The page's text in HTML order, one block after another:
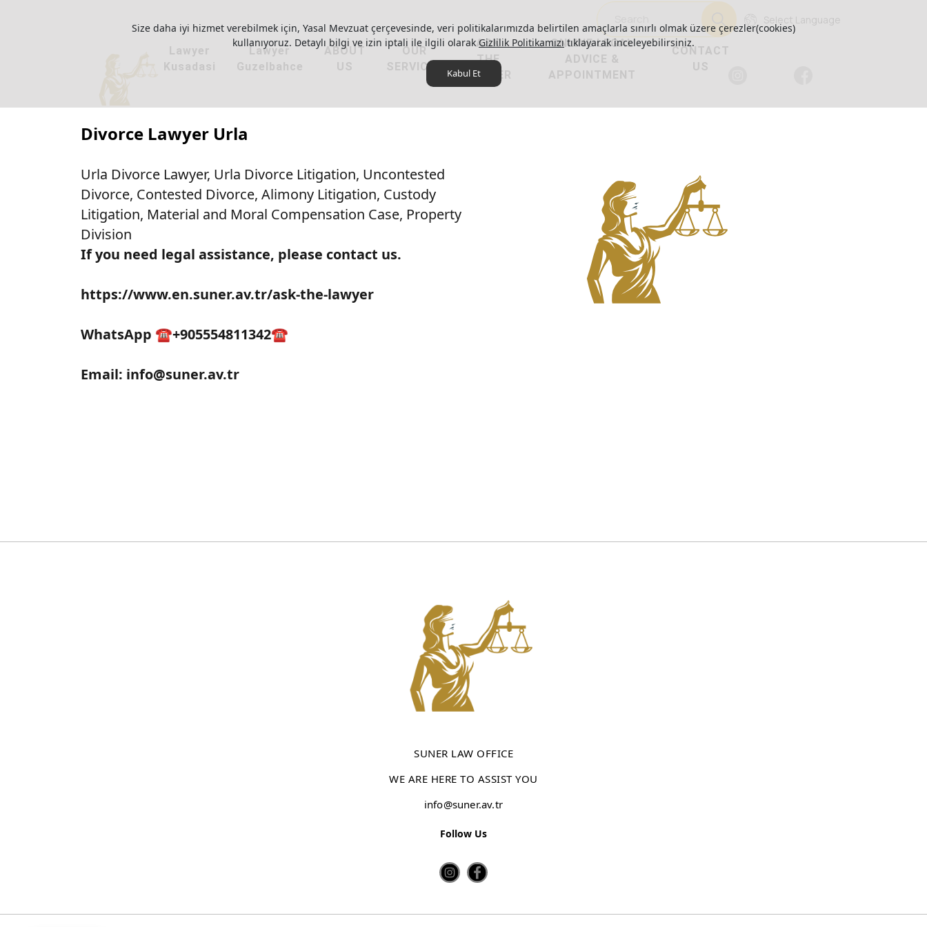
Divorce Lawyer Urla
Urla Divorce Lawyer, Urla Divorce Litigation, Uncontested
Divorce, Contested Divorce, Alimony Litigation, Custody
Litigation, Material and Moral Compensation Case, Property
Division
If you need legal assistance, please contact us.
https://www.en.suner.av.tr/ask-the-lawyer
WhatsApp ☎️+905554811342☎️
Email: info@suner.av.tr
Lawyer
Kusadasi
Lawyer
Guzelbahce
ABOUT
US
OUR
SERVICES
ASK
THE
LAWYER
ONLINE LEGAL
ADVICE &
APPOINTMENT
CONTACT
US
Select Language
Size daha iyi hizmet verebilmek için, Yasal Mevzuat çerçevesinde, veri politikalarımızda belirtilen amaçlarla sınırlı olmak üzere çerezler(cookies)
kullanıyoruz. Detaylı bilgi ve izin iptali ile ilgili olarakGizlilik Politikamızıtıklayarak inceleyebilirsiniz.
Kabul Et
SUNER LAW OFFICE
WE ARE HERE TO ASSIST YOU
info@suner.av.tr
Follow Us